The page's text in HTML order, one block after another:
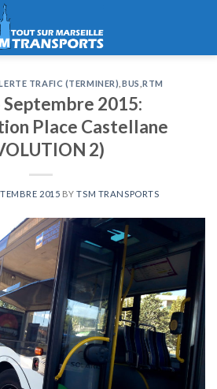
TRAFIC (TERMINER) BUS ,RTM
Septembre 2015:
Place Castellane
2)
2015 BYTSM TRANSPORTS